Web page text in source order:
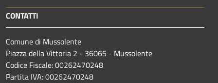
CONTATTI
Comune di Mussolente
Piazza della Vittoria 2 - 36065 - Mussolente
Codice Fiscale: 00262470248
Partita IVA: 00262470248